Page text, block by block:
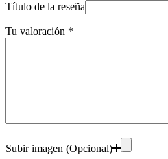
Título de la reseña
Tu valoración *
Subir imagen (Opcional)